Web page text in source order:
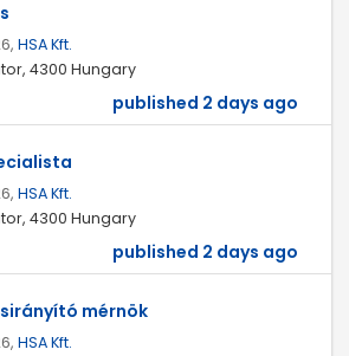
HSA Kft.
4300 Hungary
published 2 days ago
HSA Kft.
4300 Hungary
published 2 days ago
mérnök
HSA Kft.